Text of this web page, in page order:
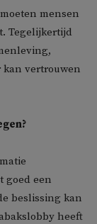
mensen
Tegelijkertijd
kan vertrouwen
goed een
beslissing kan
heeft